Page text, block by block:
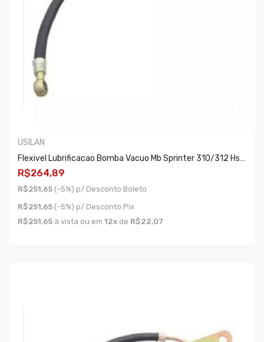
USILAN
Flexivel Lubrificacao Bomba Vacuo Mb Sprinter 310/312 Hsd 2.5
R$264,89
R$251,65 (-5%) p/ Desconto Boleto
R$251,65 (-5%) p/ Desconto Pix
R$251,65 à vista ou em 12x de R$22,07